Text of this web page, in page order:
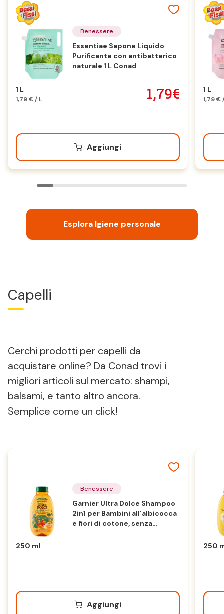
Benessere
Essentiae Sapone Liquido
Purificante con antibatterico
naturale 1 L Conad
1 L
1,79 € / L 1,79€
Aggiungi
1 L
1,79 €
Esplora Igiene personale
Capelli
Cerchi prodotti per capelli da
acquistare online? Da Conad trovi i
migliori articoli sul mercato: shampi,
balsami, e tanto altro ancora.
Semplice come un click!
Benessere
Garnier Ultra Dolce Shampoo
2in1 per Bambini all'albicocca
e fiori di cotone, senza
250 ml
Aggiungi
250